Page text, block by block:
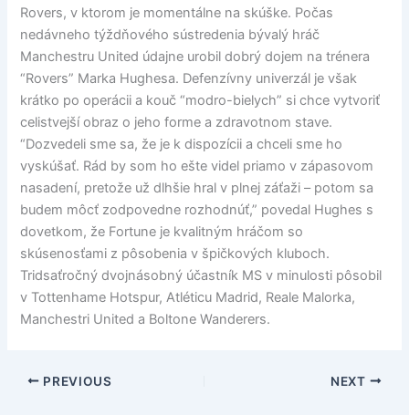
Rovers, v ktorom je momentálne na skúške. Počas
nedávneho týždňového sústredenia bývalý hráč
Manchestru United údajne urobil dobrý dojem na trénera
“Rovers” Marka Hughesa. Defenzívny univerzál je však
krátko po operácii a kouč “modro-bielych” si chce vytvoriť
celistvejší obraz o jeho forme a zdravotnom stave.
“Dozvedeli sme sa, že je k dispozícii a chceli sme ho
vyskúšať. Rád by som ho ešte videl priamo v zápasovom
nasadení, pretože už dlhšie hral v plnej záťaži – potom sa
budem môcť zodpovedne rozhodnúť,” povedal Hughes s
dovetkom, že Fortune je kvalitným hráčom so
skúsenosťami z pôsobenia v špičkových kluboch.
Tridsaťročný dvojnásobný účastník MS v minulosti pôsobil
v Tottenhame Hotspur, Atléticu Madrid, Reale Malorka,
Manchestri United a Boltone Wanderers.
PREVIOUS NEXT